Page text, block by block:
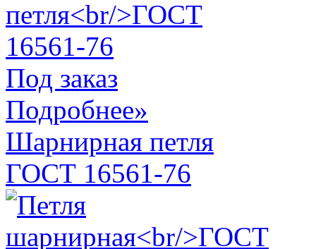
Под заказ
Подробнее»
Шарнирная петля
ГОСТ 16561-76